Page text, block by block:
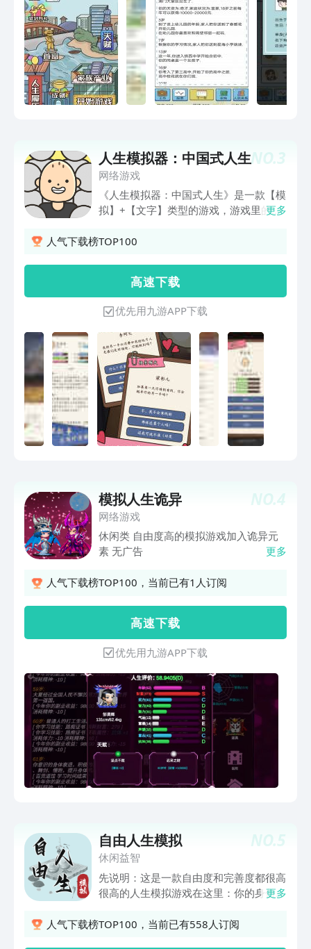
NO.3
人生模拟器：中国式人生
网络游戏
《人生模拟器：中国式人生》是一款【模
拟】+【文字】类型的游戏，游戏里的一
出生在某个国家城市，某个家庭，经历从
不敢做的事儿都可以体验。你的性别、属
性、天赋擅长都是随机的，只有你自己所
做出行动和选择可以改变它们。游戏可以
体验无数次，也会产生无数次不同的结
果，想要玩的出彩，还得动动脑筋。 本
游戏和其他模拟人生类文字游戏不同之处
在于： 1、丰富多彩的人生体验，庞大的
人生细节，以及发展策略的加入，不像有
的游戏玩起来有点无聊。每一个行动，每
一个事件选择，都会产生实际的意义，需
要你动些脑筋。有的事件还会触发一些有
活，不夸张。不同学校、每份不同的工作
都有不同的故事线，结局都不一样。除了
打工，后续我们还规划了开公司创业，没
有钱的家庭可以通过自己的努力实现富
拼家族企业。 3、游戏里的人物角色，比
如你的同学、朋友、班主任、爸妈、老公
老婆，孩子邻居，同事等等，都是活生生
的人，有自己的思想，会主动和你互动，
对结果产生影响。 4、国际、国内的真实
事件在游戏中都能体验到，并对人生产生
的失业降薪、猪瘟引发的猪肉上涨生活压
力增大等等。 5、内容大胆、突破：早
恋、校园欺凌、性取向的社会问题、同事
的恶意竞争、感情上的背叛、以及此处省
略一万字….只有你想不到的 6、后代的培
养和教育：为了向中国式家长致敬，我们
吸纳了很多中国式家长的优点。教育不好
的话，子女争财产、老了没人养老的悲剧
以跳广场舞、可以没事参加同学聚会。
由于不同之处太多，就不再一一列举，请
到游戏里直接体验吧！
更多
人气下载榜TOP100
高 速 下 载
优先用九游APP下载
NO.4
模拟人生诡异
网络游戏
休闲类 自由度高的模拟游戏加入诡异元
素 无广告
更多
人气下载榜TOP100，当前已有1人订阅
高 速 下 载
优先用九游APP下载
NO.5
自由人生模拟
休闲益智
先说明：这是一款自由度和完善度都很高
很高的人生模拟游戏在这里：你的身份、
母、兄弟姐妹也都是未知的！在这里：你
更多
人气下载榜TOP100，当前已有558人订阅